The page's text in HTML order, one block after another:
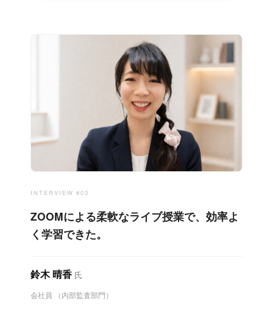
INTERVIEW #03
ZOOMによる柔軟なライブ授業で、効率よ
く学習できた。
鈴木 晴香 氏
会社員 （内部監査部門）